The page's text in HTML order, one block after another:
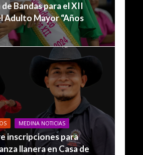
Bandas para el XII
Adulto Mayor “Años
MEDINA NOTICIAS
inscripciones para
llanera en Casa de